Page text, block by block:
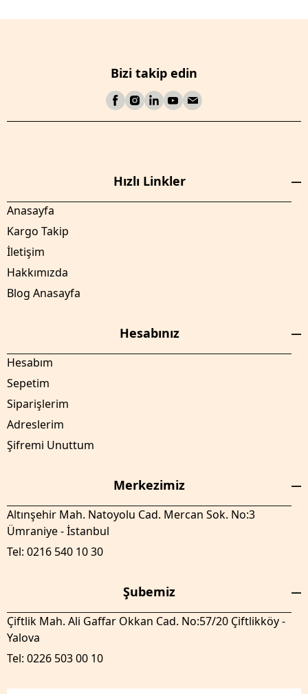
Bizi takip edin
Hızlı Linkler
Anasayfa
Kargo Takip
İletişim
Hakkımızda
Blog Anasayfa
Hesabınız
Hesabım
Sepetim
Siparişlerim
Adreslerim
Şifremi Unuttum
Merkezimiz
Altınşehir Mah. Natoyolu Cad. Mercan Sok. No:3
Ümraniye - İstanbul
Tel: 0216 540 10 30
Şubemiz
Çiftlik Mah. Ali Gaffar Okkan Cad. No:57/20 Çiftlikköy -
Yalova
Tel: 0226 503 00 10